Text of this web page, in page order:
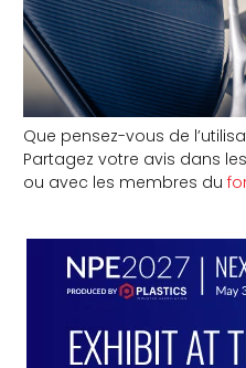
Que pensez-vous de
Partagez votre avis dans
ou avec les membres du